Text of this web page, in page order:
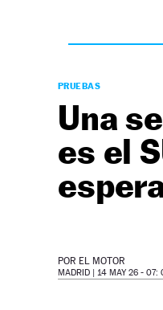
PRUEBAS
Una
es el
POR EL MOTOR
MADRID | 14 MAY 26 - 07: